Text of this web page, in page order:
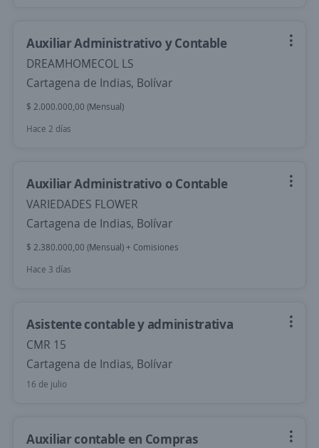
Auxiliar Administrativo y Contable
DREAMHOMECOL LS
Cartagena de Indias, Bolívar
$ 2.000.000,00 (Mensual)
Hace 2 días
Auxiliar Administrativo o Contable
VARIEDADES FLOWER
Cartagena de Indias, Bolívar
$ 2.380.000,00 (Mensual) + Comisiones
Hace 3 días
Asistente contable y administrativa
CMR 15
Cartagena de Indias, Bolívar
16 de julio
Auxiliar contable en Compras